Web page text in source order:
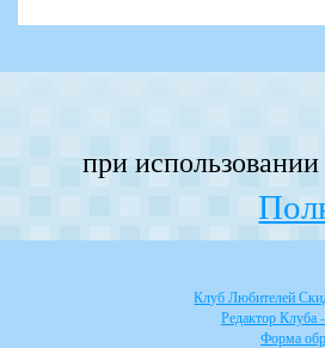
при
Клуб Любителей
Редактор Клуба
Форма